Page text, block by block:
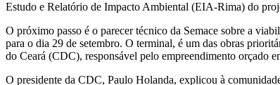
Estudo e Relatório de Impacto Ambiental (EIA-Rima) do
O próximo passo é o parecer técnico da Semace sobre a
para o dia 29 de setembro. O terminal, é um das obras
do Ceará (CDC), responsável pelo empreendimento orçado
O presidente da CDC, Paulo Holanda, explicou à